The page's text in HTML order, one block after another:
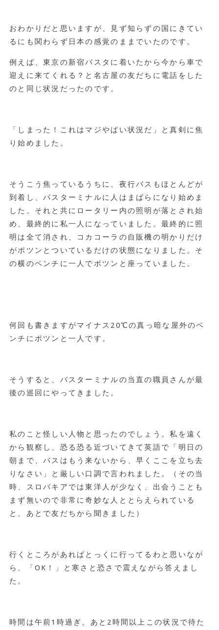
おわかりだと思いますが、見ず知らずの国にきてい
るにも関わらず日本の感覚のままでいたのです。
例えば、東京の新宿バスタに着いたから今から車で
迎えに来てくれる？と名古屋の友だちに電話をした
のと同じ状況だったのです。
「しまった！これはマジやばい状況だ」と真剣に焦
り始めました。
そうこう焦っているうちに、夜行バスもほとんどが
到着し、バスターミナルに人はまばらになり始めま
した。それと共にロータリー内の照明が落とされ始
め、最終的に私一人になっていました。最終的に照
明は全て消され、コカコーラの自販機の明かりだけ
がポツンとついているだけの状態になりました。そ
の横のベンチに一人でポツンと座っていました。
何回も書きますがマイナス20℃の真っ暗な屋外のベ
ンチにポツンと一人です。
そうすると、バスターミナルの当直の職員さんが最
後の巡回にやってきました。
私のこと怪しい人物と思ったのでしょう。私を遠く
から観察し、恐る恐る近づいてきて英語で「明日の
朝まで、バスはもう来ないから、早くここを立ち去
りなさい」と厳しい口調で言われました。（その当
時、スロバキアでは東洋人が少なく、出会うことも
まず無いので非常に奇妙な人ととらえられている
と、あとで友だちから聞きました）
行くところがあればとっくに行ってるわと思いなが
ら、「OK！」と寒さと恐さで震えながら答えまし
た。
時間は午前1時過ぎ。あと2時間以上この状況で待た